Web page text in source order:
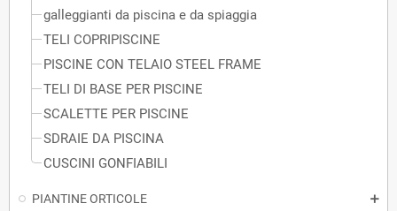
galleggianti da piscina e da spiaggia
TELI COPRIPISCINE
PISCINE CON TELAIO STEEL FRAME
TELI DI BASE PER PISCINE
SCALETTE PER PISCINE
SDRAIE DA PISCINA
CUSCINI GONFIABILI
PIANTINE ORTICOLE